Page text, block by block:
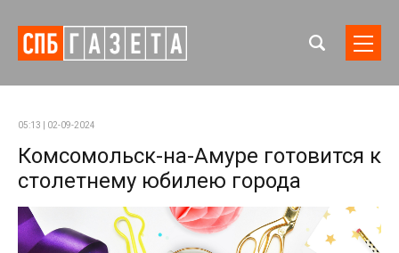
05:13 | 02-09-2024
Комсомольск-на-Амуре готовится к
столетнему юбилею города